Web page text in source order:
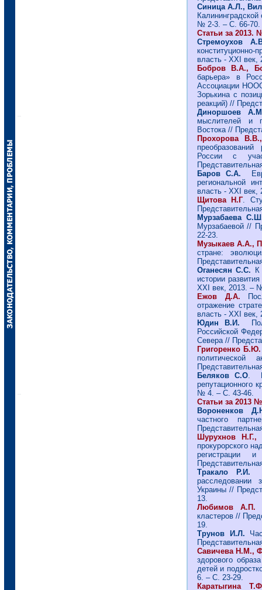
Синица А.Л.,
№ 2-3. – С. 66-70.
Статьи за 2013.
Стремоухов
власть - ХХI
Бобров В.А.,
барьера» в
Ассоциации
Зорькина с
реакций) //
Диноршоев
мыслителей и
Востока //
Прохорова
России с
Баров С.А.
региональной
власть - ХХI
Щитова Н.Г.
Мурзабаева
Мурзабаевой //
22-23.
Музыкаев А.А.,
стране:
Оганесян С.С. К
истории
ХХI век, 2013. –
Ежов Д.А.
отражение
власть - ХХI
Юдин В.И.
Российской
Севера //
Григоренко
политической
Беляков С.О.
репутационного
№ 4. – С. 43-46.
Статьи за 2013
Вороненков
частного
Шурухнов Н.Г.,
прокурорского
регистрации
Тракало Р.И.
расследовании
Украины //
13.
Любимов А.П.
кластеров //
19.
Трунов И.Л.
Савичева Н.М.,
здорового
детей и
6. – С. 23-29.
Каратыгина